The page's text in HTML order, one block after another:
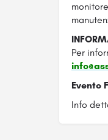
Per
Evento
Info